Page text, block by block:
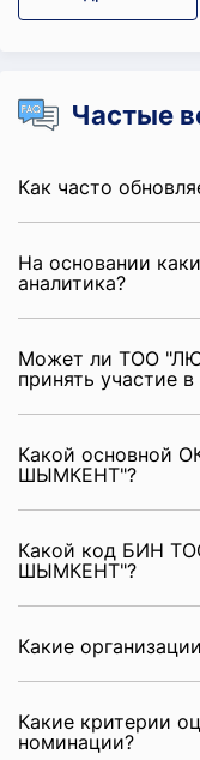
Частые
Как часто
На основании
аналитика?
Может ли ТОО
принять участие
Какой основной
ШЫМКЕНТ"?
Какой код БИН
ШЫМКЕНТ"?
Какие
Какие критерии
номинации?